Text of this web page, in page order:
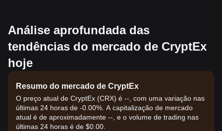
Análise aprofundada das
tendências do mercado de CryptEx
hoje
Resumo do mercado de CryptEx
O preço atual de CryptEx (CRX) é --, com uma variação nas
últimas 24 horas de -0.00%. A capitalização de mercado
atual é de aproximadamente --, e o volume de trading nas
últimas 24 horas é de $0.00.